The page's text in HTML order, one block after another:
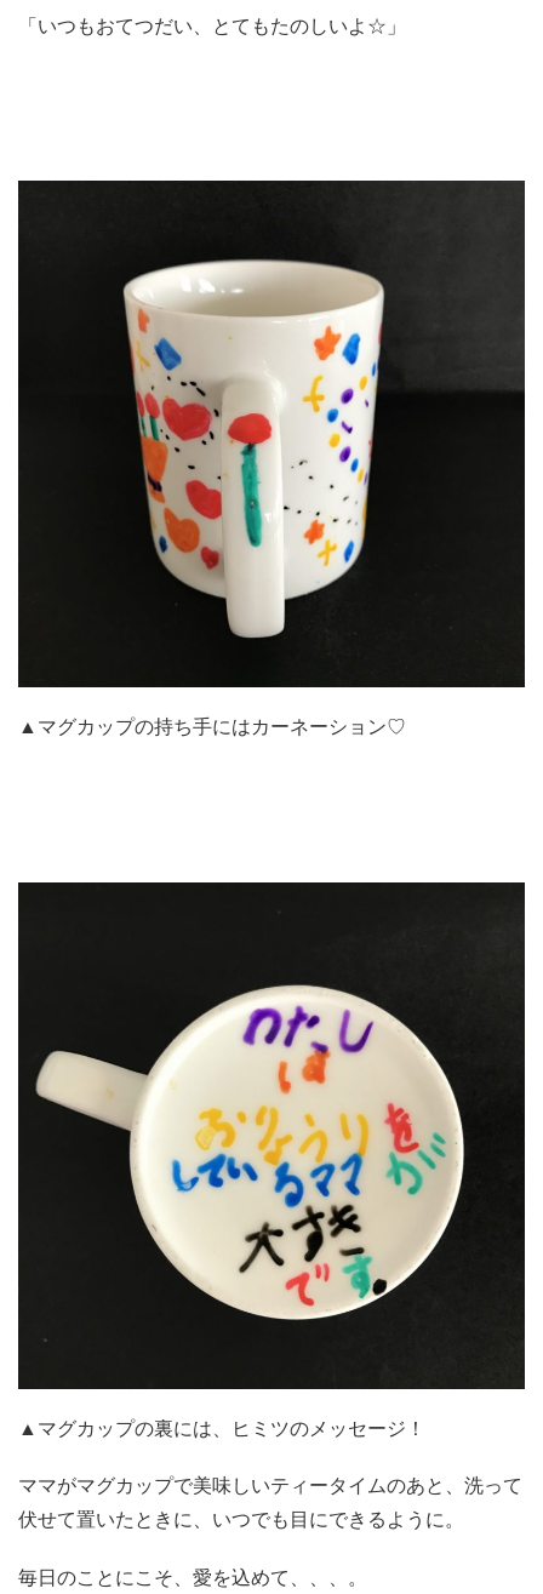
「いつもおてつだい、とてもたのしいよ☆」
▲マグカップの持ち手にはカーネーション♡
▲マグカップの裏には、ヒミツのメッセージ！
ママがマグカップで美味しいティータイムのあと、洗って
伏せて置いたときに、いつでも目にできるように。
毎日のことにこそ、愛を込めて、、、。